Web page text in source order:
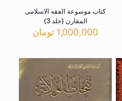
کتاب موسوعة الفقه الاسلامی
المقارن (جلد 3)
1,000,000 تومان